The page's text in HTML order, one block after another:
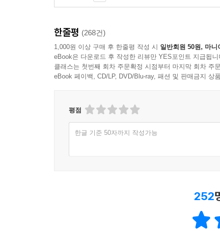
한줄평 (268건)
1,000원 이상 구매 후 한줄평 작성 시 일반회원 50원, 마니
eBook은 다운로드 후 작성한 리뷰만 YES포인트 지급됩니
클래스는 첫번째 회차 주문확정 시점부터 마지막 회차 주
eBook 페이백, CD/LP, DVD/Blu-ray, 패션 및 판매금지 상
평점
한글 기준 50자까지 작성가능
252